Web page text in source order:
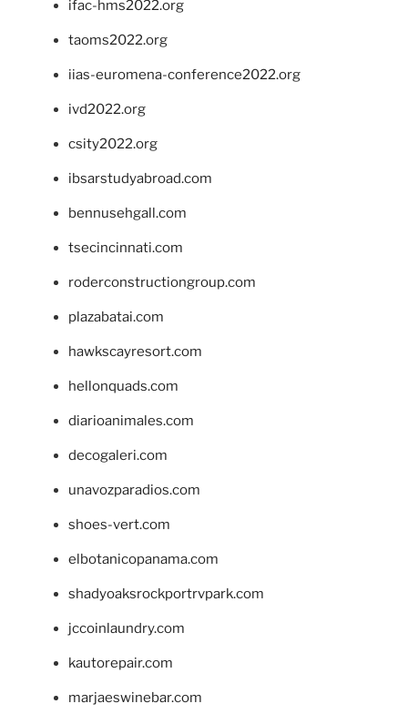
ifac-hms2022.org
taoms2022.org
iias-euromena-conference2022.org
ivd2022.org
csity2022.org
ibsarstudyabroad.com
bennusehgall.com
tsecincinnati.com
roderconstructiongroup.com
plazabatai.com
hawkscayresort.com
hellonquads.com
diarioanimales.com
decogaleri.com
unavozparadios.com
shoes-vert.com
elbotanicopanama.com
shadyoaksrockportrvpark.com
jccoinlaundry.com
kautorepair.com
marjaeswinebar.com